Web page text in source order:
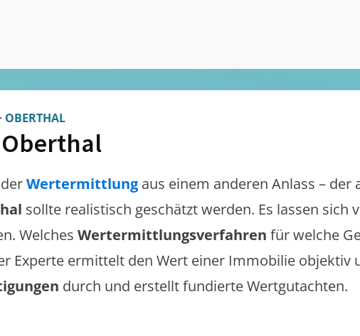
OBERTHAL
Oberthal
Wertermittlung aus einem anderen Anlass – der
sollte realistisch geschätzt werden. Es lassen sich
Welches Wertermittlungsverfahren für welche
Experte ermittelt den Wert einer Immobilie objektiv
durch und erstellt fundierte Wertgutachten.